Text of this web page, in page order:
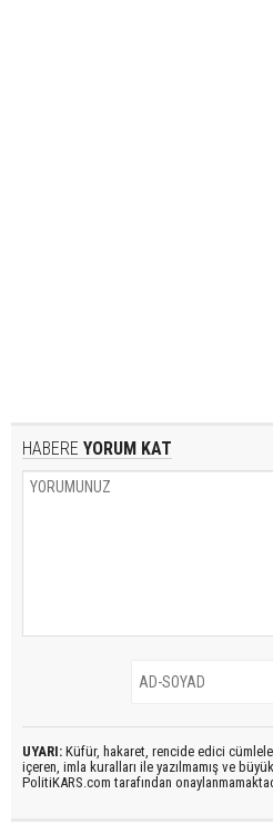
HABERE YORUM KAT
UYARI: Küfür, hakaret, rencide edici
içeren, imla kuralları ile yazılmamış ve
PolitiKARS.com tarafından